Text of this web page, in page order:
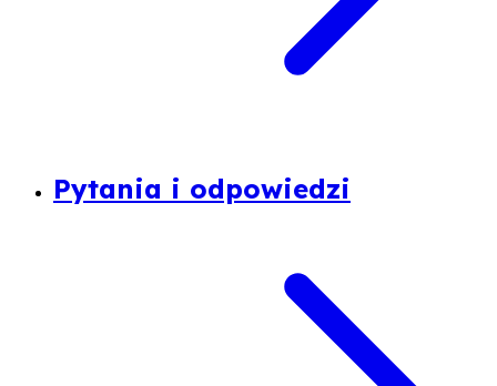
Pytania i odpowiedzi